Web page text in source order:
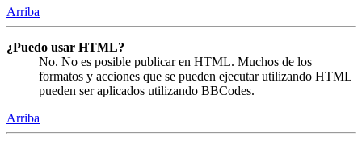
Arriba
¿Puedo usar HTML?
No. No es posible publicar en HTML. Muchos de los
formatos y acciones que se pueden ejecutar utilizando HTML
pueden ser aplicados utilizando BBCodes.
Arriba